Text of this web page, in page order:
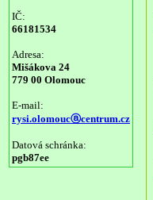
IČ:
66181534
Adresa:
Mišákova 24
779 00 Olomouc
E-mail:
rysi.olomoucⓐcentrum.cz
Datová schránka:
pgb87ee